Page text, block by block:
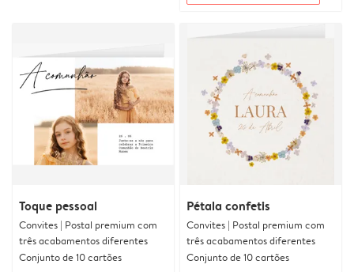
Toque pessoal
Convites | Postal premium com
três acabamentos diferentes
Conjunto de 10 cartões
Pétala confetis
Convites | Postal premium com
três acabamentos diferentes
Conjunto de 10 cartões